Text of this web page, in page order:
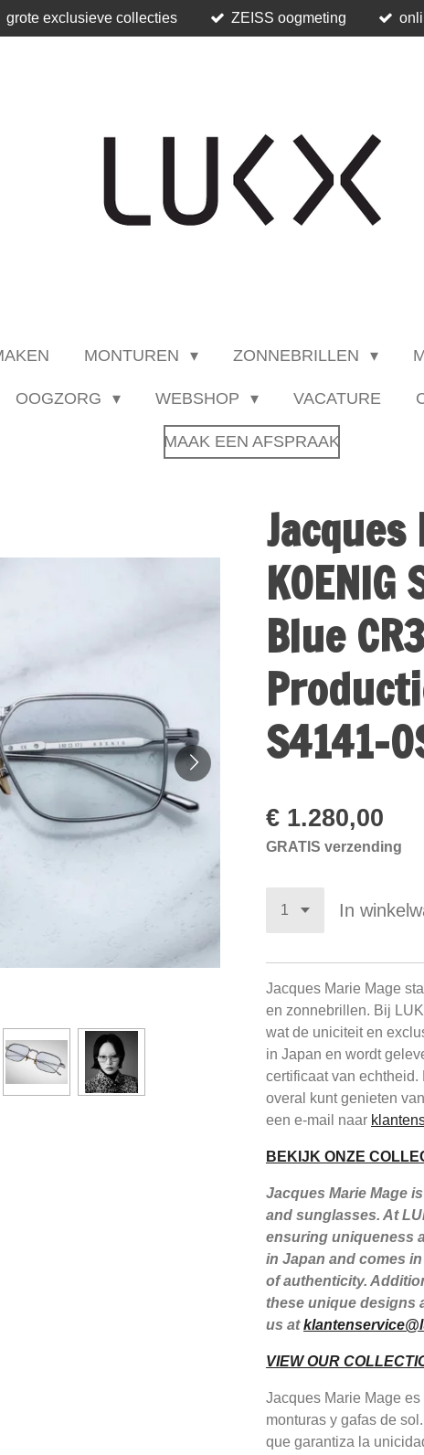
grote exclusieve collecties ZEISS oogmeting
MONTUREN ZONNEBRILLEN
OOGZORG WEBSHOP VACATURE
MAAK EEN AFSPRAAK
Blue
S4141-
€ 1.280,00
GRATIS verzending
In
Jacques Marie Mage
en zonnebrillen. Bij
wat de uniciteit en
in Japan en wordt
certificaat van
overal kunt genieten
een e-mail naar
BEKIJK ONZE
Jacques Marie Mage
and sunglasses. At
ensuring uniqueness
in Japan and comes
of authenticity.
these unique designs
us at
VIEW OUR
Jacques Marie Mage
monturas y gafas de
que garantiza la